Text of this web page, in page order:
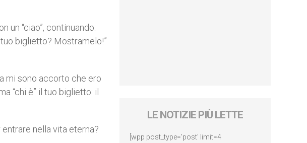
un “ciao”, continuando:
tuo biglietto? Mostramelo!”
mi sono accorto che ero
“chi è” il tuo biglietto: il
nella vita eterna?
LE NOTIZIE PIÙ LETTE
[wpp post_type='post' limit=4